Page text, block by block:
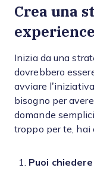
Crea una
Inizia da una
dovrebbero
avviare
bisogno per
domande
troppo per te, hai
Puoi